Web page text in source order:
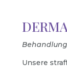
Unsere